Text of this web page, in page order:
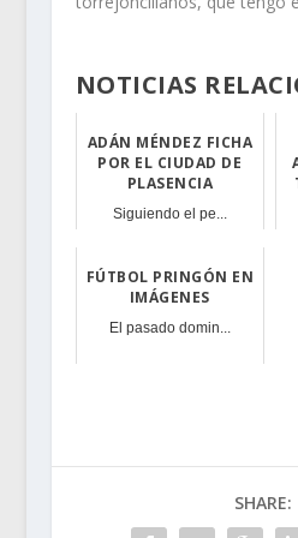
NOTICIAS
ADÁN MÉNDEZ FICHA
POR EL CIUDAD DE
PLASENCIA
Siguiendo el pe...
FÚTBOL PRINGÓN EN
IMÁGENES
El pasado domin...
SHARE: